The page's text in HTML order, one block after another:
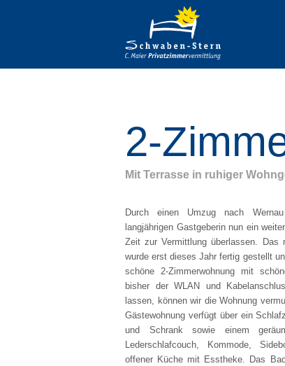
2-
Mit Terrasse in ruhiger
Durch einen Umzug nach
langjährigen Gastgeberin nun ein
Zeit zur Vermittlung überlassen. Das
wurde erst dieses Jahr fertig gestellt
schöne 2-Zimmerwohnung mit
bisher der WLAN und
lassen, können wir die Wohnung
Gästewohnung verfügt über ein
und Schrank sowie einem
Lederschlafcouch, Kommode,
offener Küche mit Esstheke. Das